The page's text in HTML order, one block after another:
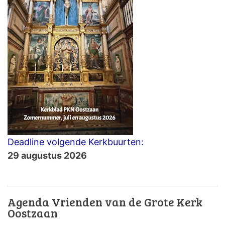
Deadline volgende Kerkbuurten:
29 augustus 2026
Agenda Vrienden van de Grote Kerk
Oostzaan